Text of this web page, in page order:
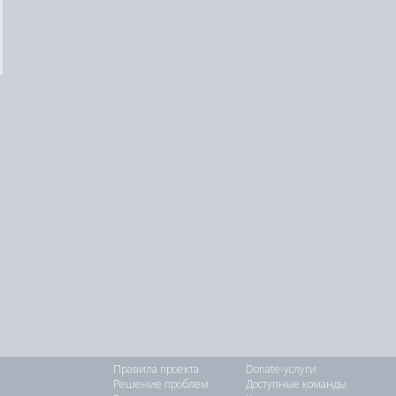
Правила проекта
Donate-услуги
Решение проблем
Доступные команды